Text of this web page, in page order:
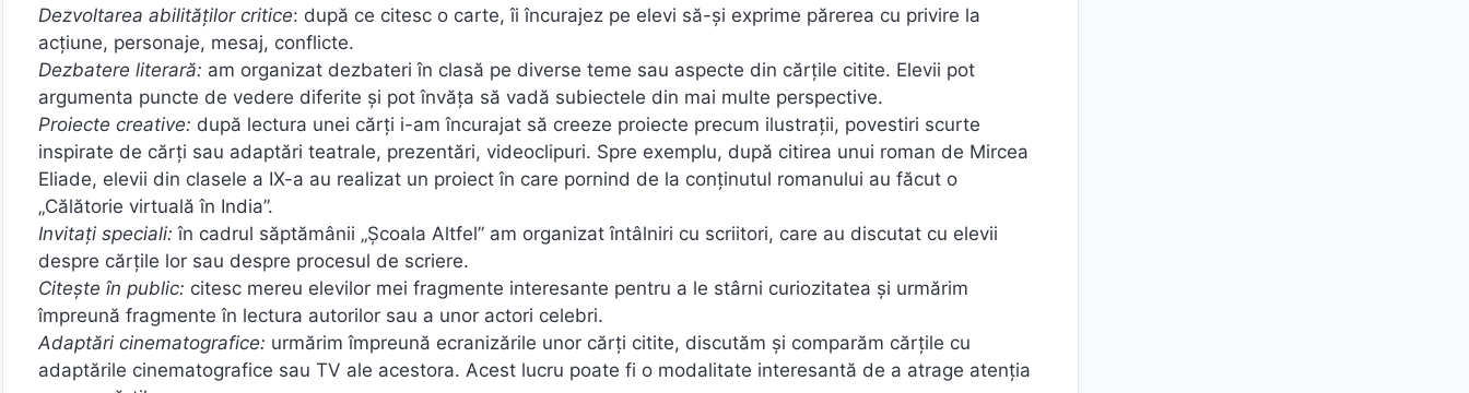
Dezvoltarea abilităților critice: după ce citesc o carte, îi încurajez pe elevi să-și exprime părerea cu privire la
acțiune, personaje, mesaj, conflicte.
Dezbatere literară: am organizat dezbateri în clasă pe diverse teme sau aspecte din cărțile citite. Elevii pot
argumenta puncte de vedere diferite și pot învăța să vadă subiectele din mai multe perspective.
Proiecte creative: după lectura unei cărți i-am încurajat să creeze proiecte precum ilustrații, povestiri scurte
inspirate de cărți sau adaptări teatrale, prezentări, videoclipuri. Spre exemplu, după citirea unui roman de Mircea
Eliade, elevii din clasele a IX-a au realizat un proiect în care pornind de la conținutul romanului au făcut o
„Călătorie virtuală în India”.
Invitați speciali: în cadrul săptămânii „Școala Altfel” am organizat întâlniri cu scriitori, care au discutat cu elevii
despre cărțile lor sau despre procesul de scriere.
Citește în public: citesc mereu elevilor mei fragmente interesante pentru a le stârni curiozitatea și urmărim
împreună fragmente în lectura autorilor sau a unor actori celebri.
Adaptări cinematografice: urmărim împreună ecranizările unor cărți citite, discutăm și comparăm cărțile cu
adaptările cinematografice sau TV ale acestora. Acest lucru poate fi o modalitate interesantă de a atrage atenția